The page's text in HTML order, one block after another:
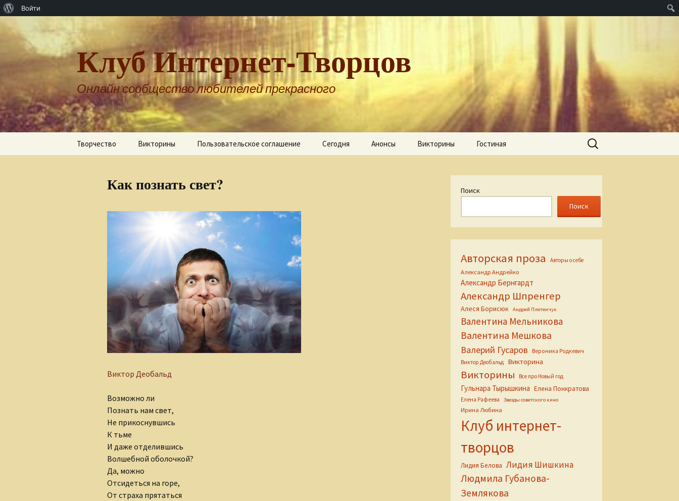
Войти
Клуб Интернет-Творцов
Онлайн сообщество любителей прекрасного
Творчество
Александр Бернгардт
Александр Шпренгер
Валерий Гусаров
Валентина Мельникова
Валентина Мешкова
Вероника Родкевич
Виктор Деобальд
Гульнара Тырышкина
Елена Понкратова
Елена Рафеева
Клуб интернет-
Лидия Шишкина
Викторины Пользовательское соглашение Сегодня Анонсы Викторины Гостиная
Найти:
Как познать свет?
Виктор Деобальд
Возможно ли
Познать нам свет,
Не прикоснувшись
К тьме
И даже отделившись
Волшебной оболочкой?
Да, можно
Отсидеться на горе,
От страха прятаться
Поиск
Поиск
Авторская проза Авторы о себе
Александр Андрейко
Александр Бернгардт
Александр Шпренгер
Алеся Борисюк Андрей Плетенчук
Валентина Мельникова
Валентина Мешкова
Валерий Гусаров
Вероника Родкевич
Виктор Деобальд
Викторина
Викторины Все про Новый год
Гульнара Тырышкина Елена Понкратова
Елена Рафеева Звезды советского кино
Ирина Любина
Клуб интернет-
творцов
Лидия Белова Лидия Шишкина
Людмила Губанова-
Землякова